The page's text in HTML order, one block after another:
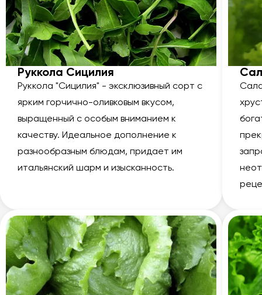
Руккола Сицилия
Руккола "Сицилия" - эксклюзивный сорт с
ярким горчично-оливковым вкусом,
выращенный с особым вниманием к
качеству. Идеальное дополнение к
разнообразным блюдам, придает им
итальянский шарм и изысканность.